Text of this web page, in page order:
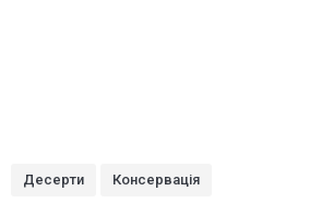
Десерти Консервація